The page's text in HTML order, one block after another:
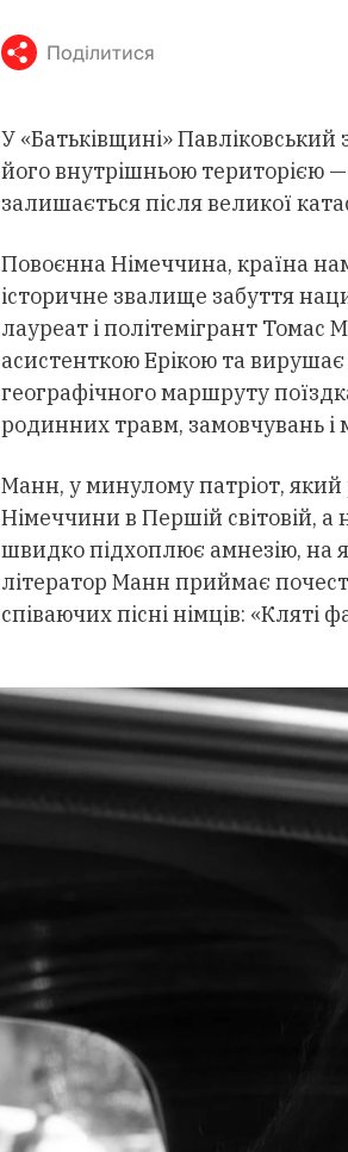
Поділитися
У «Батьківщині» Павліковський
його внутрішньою територією
залишається після великої
Повоєнна Німеччина, країна
історичне звалище забуття
лауреат і політемігрант
асистенткою Ерікою та
географічного маршруту
родинних травм, замовчувань і
Манн, у минулому патріот, який
Німеччини в Першій світовій, а
швидко підхоплює амнезію, на
літератор Манн приймає
співаючих пісні німців: «Кляті